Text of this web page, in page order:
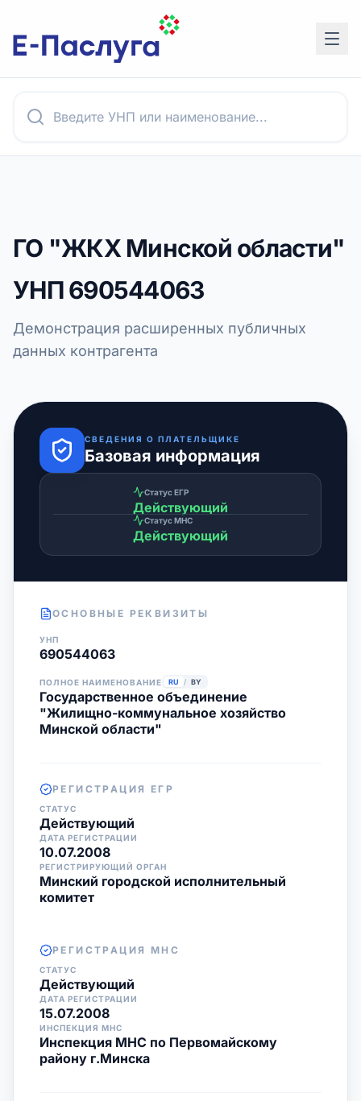
ГО "ЖКХ Минской области"
УНП690544063
Демонстрация расширенных публичных
данных контрагента
СВЕДЕНИЯ О ПЛАТЕЛЬЩИКЕ
Базовая информация
Статус ЕГР
Действующий
Статус МНС
Действующий
ОСНОВНЫЕ РЕКВИЗИТЫ
УНП
690544063
ПОЛНОЕ НАИМЕНОВАНИЕ RU / BY
Государственное объединение
"Жилищно-коммунальное хозяйство
Минской области"
РЕГИСТРАЦИЯ ЕГР
СТАТУС
Действующий
ДАТА РЕГИСТРАЦИИ
10.07.2008
РЕГИСТРИРУЮЩИЙ ОРГАН
Минский городской исполнительный
комитет
РЕГИСТРАЦИЯ МНС
СТАТУС
Действующий
ДАТА РЕГИСТРАЦИИ
15.07.2008
ИНСПЕКЦИЯ МНС
Инспекция МНС по Первомайскому
району г.Минска